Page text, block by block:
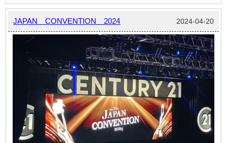
JAPAN CONVENTION 2024 2024-04-20